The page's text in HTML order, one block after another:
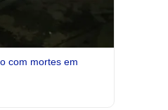
com mortes em